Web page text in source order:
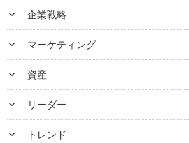
keyboard_arrow_down 企業戦略
keyboard_arrow_down マーケティング
keyboard_arrow_down 資産
keyboard_arrow_down リーダー
keyboard_arrow_down トレンド